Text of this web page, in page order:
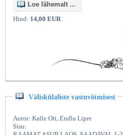
Loe lähemalt ...
Hind: 14,00 EUR
Väliskülaliste vastuvõtmisest
Autor: Kalle Ott, Endla Lipre
Sisu: